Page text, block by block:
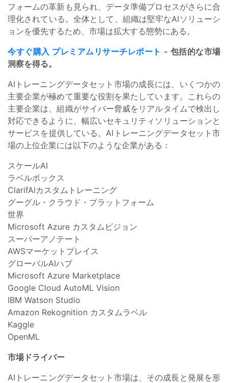
フォームの革新も見られ、データ準備プロセスがさらに合
理化されている。全体として、組織は堅牢なAIソリューシ
ョンを優先するため、市場は拡大する態勢にある。
今すぐ購入 プレミアムリサーチレポート - 包括的な市場
洞察を得る。
AIトレーニングデータセット市場の成長には、いくつかの
主要企業が極めて重要な役割を果たしています。これらの
主要企業は、組織がサイバー脅威をリアルタイムで検出し
対応できるように、幅広いセキュリティソリューションと
サービスを提供している。AIトレーニングデータセット市
場の上位企業には以下のような企業がある：
スケールAI
ラベルボックス
ClarifAIカスタムトレーニング
グーグル・クラウド・プラットフォーム
世界
Microsoft Azure カスタムビジョン
スーパーアノテート
AWSマーケットプレイス
グローバルAIハブ
Microsoft Azure Marketplace
Google Cloud AutoML Vision
IBM Watson Studio
Amazon Rekognition カスタムラベル
Kaggle
OpenML
市場ドライバー
AIトレーニングデータセット市場は、その成長と発展を形